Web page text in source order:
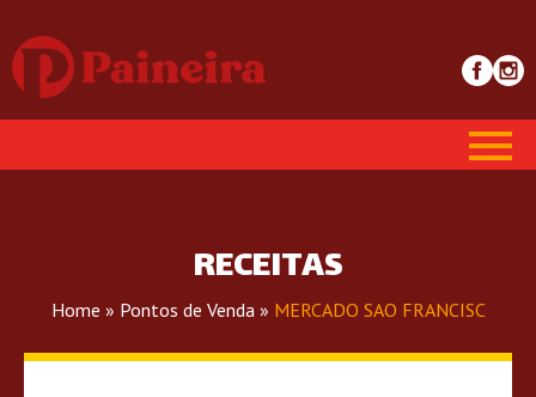
RECEITAS
Home » Pontos de Venda » MERCADO SAO FRANCISC